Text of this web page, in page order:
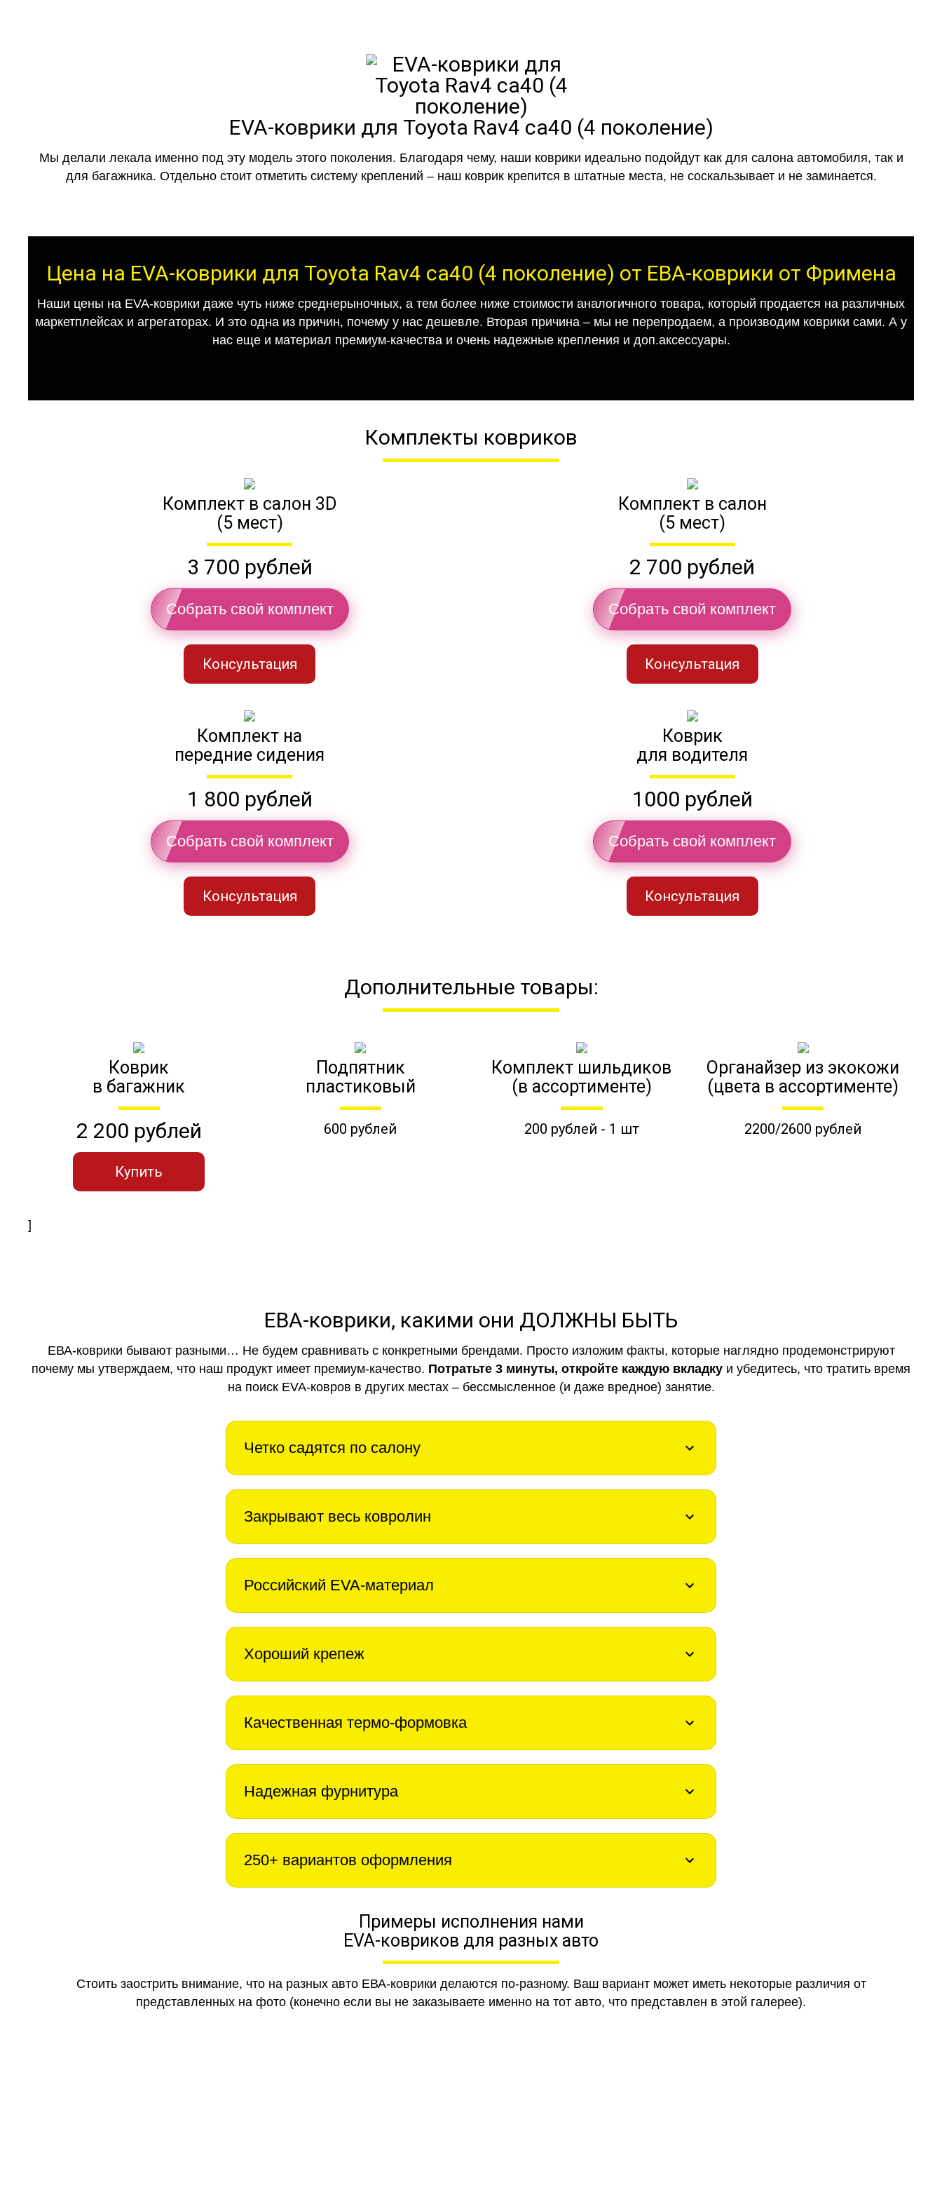
EVA-коврики для Toyota Rav4 ca40 (4 поколение)
Мы делали лекала именно под эту модель этого поколения. Благодаря чему, наши коврики идеально подойдут как для салона автомобиля, так и
для багажника. Отдельно стоит отметить систему креплений – наш коврик крепится в штатные места, не соскальзывает и не заминается.
Цена на EVA-коврики для Toyota Rav4 ca40 (4 поколение) от ЕВА-коврики от Фримена
Наши цены на EVA-коврики даже чуть ниже среднерыночных, а тем более ниже стоимости аналогичного товара, который продается на различных
маркетплейсах и агрегаторах. И это одна из причин, почему у нас дешевле. Вторая причина – мы не перепродаем, а производим коврики сами. А у
нас еще и материал премиум-качества и очень надежные крепления и доп.аксессуары.
Комплекты ковриков
Комплект в салон 3D
(5 мест)
3 700 рублей
Собрать свой комплект
Консультация
Комплект в салон
(5 мест)
2 700 рублей
Собрать свой комплект
Консультация
Комплект на
передние сидения
1 800 рублей
Собрать свой комплект
Консультация
Коврик
для водителя
1000 рублей
Собрать свой комплект
Консультация
Дополнительные товары:
Коврик
в багажник
2 200 рублей
Купить
Подпятник
пластиковый
600 рублей
Комплект шильдиков
(в ассортименте)
200 рублей - 1 шт
Органайзер из экокожи
(цвета в ассортименте)
2200/2600 рублей
]
ЕВА-коврики, какими они ДОЛЖНЫ БЫТЬ
ЕВА-коврики бывают разными… Не будем сравнивать с конкретными брендами. Просто изложим факты, которые наглядно продемонстрируют
почему мы утверждаем, что наш продукт имеет премиум-качество. Потратьте 3 минуты, откройте каждую вкладку и убедитесь, что тратить время
на поиск EVA-ковров в других местах – бессмысленное (и даже вредное) занятие.
Четко садятся по салону
Закрывают весь ковролин
Российский EVA-материал
Хороший крепеж
Качественная термо-формовка
Надежная фурнитура
250+ вариантов оформления
Примеры исполнения нами
EVA-ковриков для разных авто
Стоить заострить внимание, что на разных авто ЕВА-коврики делаются по-разному. Ваш вариант может иметь некоторые различия от
представленных на фото (конечно если вы не заказываете именно на тот авто, что представлен в этой галерее).